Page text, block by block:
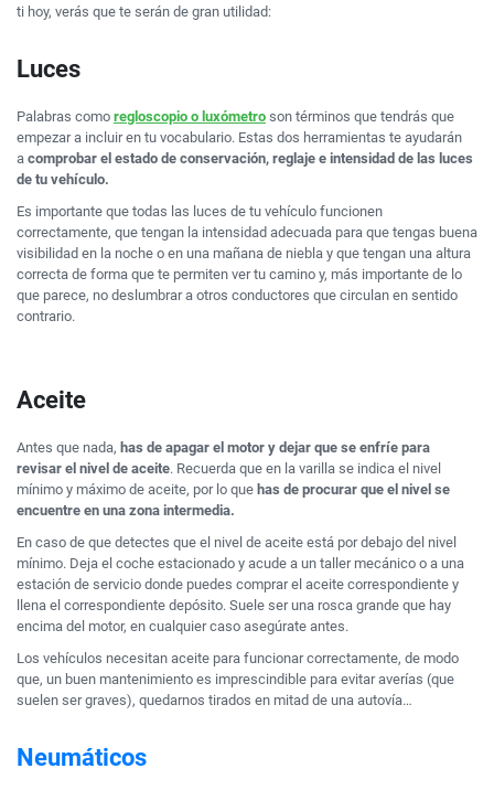
ti hoy, verás que te serán de gran utilidad:
Luces
Palabras como regloscopio o luxómetro son términos que tendrás que
empezar a incluir en tu vocabulario. Estas dos herramientas te ayudarán
a comprobar el estado de conservación, reglaje e intensidad de las luces
de tu vehículo.
Es importante que todas las luces de tu vehículo funcionen
correctamente, que tengan la intensidad adecuada para que tengas buena
visibilidad en la noche o en una mañana de niebla y que tengan una altura
correcta de forma que te permiten ver tu camino y, más importante de lo
que parece, no deslumbrar a otros conductores que circulan en sentido
contrario.
Aceite
Antes que nada, has de apagar el motor y dejar que se enfríe para
revisar el nivel de aceite. Recuerda que en la varilla se indica el nivel
mínimo y máximo de aceite, por lo que has de procurar que el nivel se
encuentre en una zona intermedia.
En caso de que detectes que el nivel de aceite está por debajo del nivel
mínimo. Deja el coche estacionado y acude a un taller mecánico o a una
estación de servicio donde puedes comprar el aceite correspondiente y
llena el correspondiente depósito. Suele ser una rosca grande que hay
encima del motor, en cualquier caso asegúrate antes.
Los vehículos necesitan aceite para funcionar correctamente, de modo
que, un buen mantenimiento es imprescindible para evitar averías (que
suelen ser graves), quedarnos tirados en mitad de una autovía…
Neumáticos